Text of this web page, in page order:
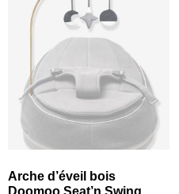
Arche d’éveil bois
Doomoo Seat’n Swing